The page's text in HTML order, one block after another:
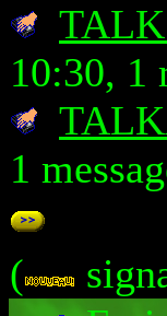
10:30, 1
1
(